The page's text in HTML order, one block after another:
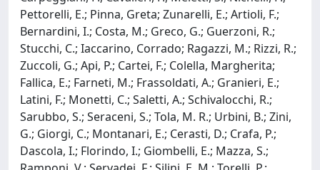
Pettorelli, E.; Pinna, Greta; Zunarelli, E.; Artioli, F.;
Bernardini, I.; Costa, M.; Greco, G.; Guerzoni, R.;
Stucchi, C.; Iaccarino, Corrado; Ragazzi, M.; Rizzi, R.;
Zuccoli, G.; Api, P.; Cartei, F.; Colella, Margherita;
Fallica, E.; Farneti, M.; Frassoldati, A.; Granieri, E.;
Latini, F.; Monetti, C.; Saletti, A.; Schivalocchi, R.;
Sarubbo, S.; Seraceni, S.; Tola, M. R.; Urbini, B.; Zini,
G.; Giorgi, C.; Montanari, E.; Cerasti, D.; Crafa, P.;
Dascola, I.; Florindo, I.; Giombelli, E.; Mazza, S.;